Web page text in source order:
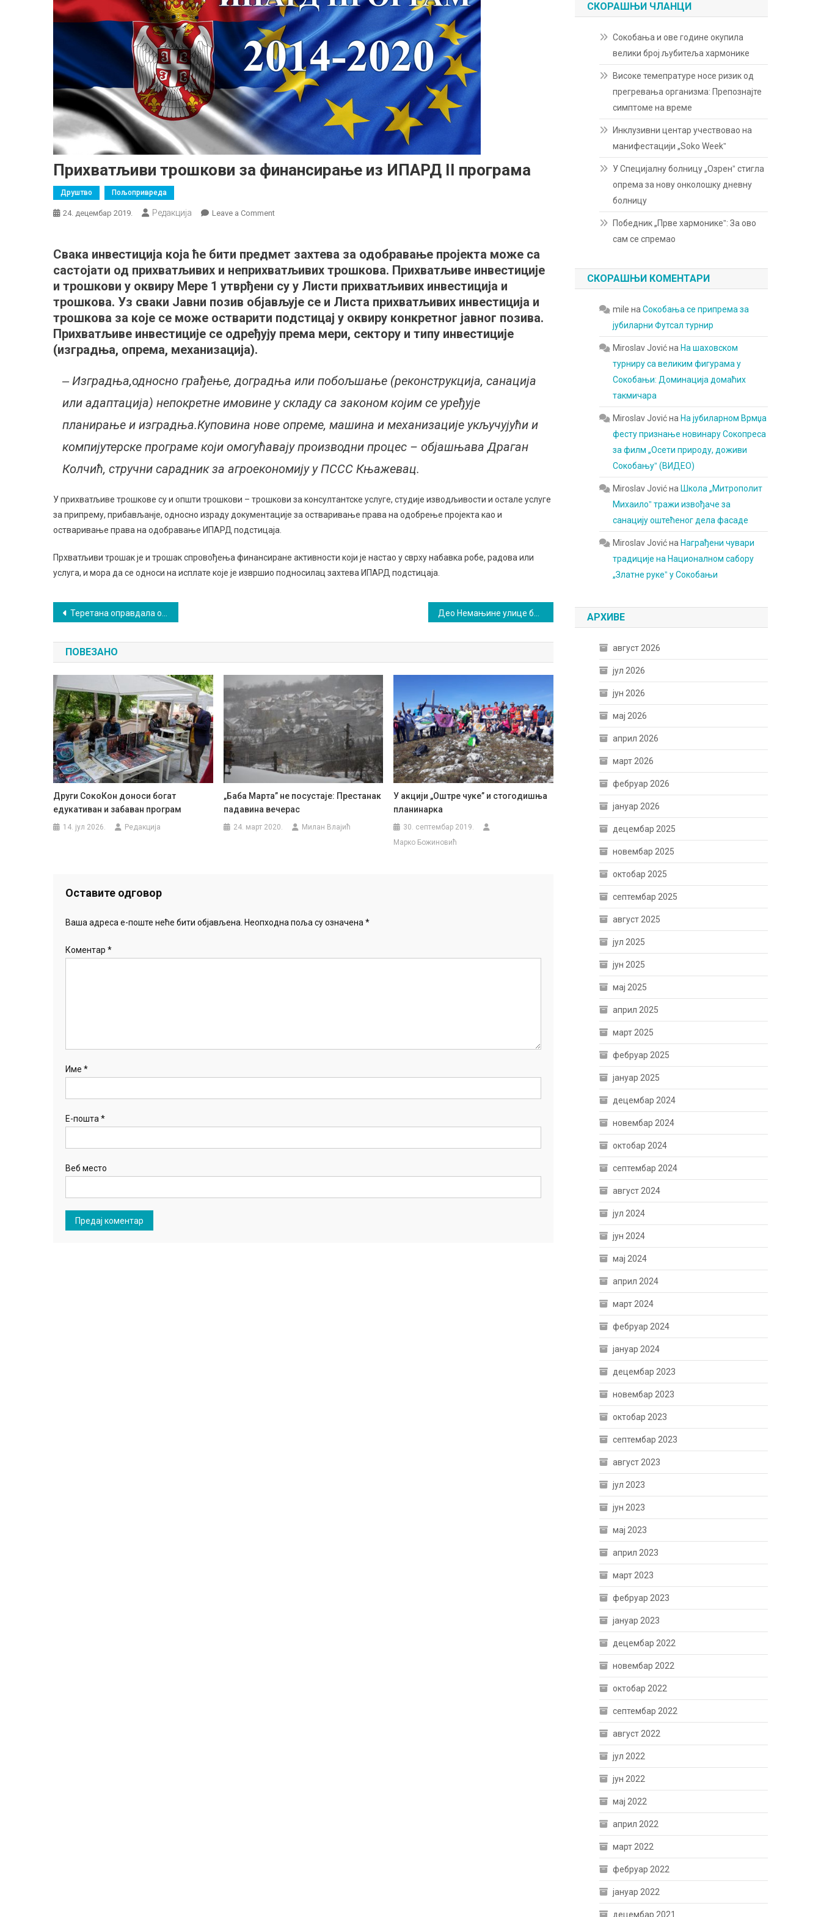
Прихватљиви трошкови за финансирање из ИПАРД II програма
Друштво Пољопривреда
24. децембар 2019. Редакција Leave a Commenton
за
финансирање
из
ИПАРД
програма
Свака инвестиција која ће бити предмет захтева за одобравање пројекта може са
састојати од прихватљивих и неприхватљивих трошкова. Прихватљиве инвестиције
и трошкови у оквиру Мере 1 утврђени су у Листи прихватљивих инвестиција и
трошкова. Уз сваки Јавни позив објављује се и Листа прихватљивих инвестиција и
трошкова за које се може остварити подстицај у оквиру конкретног јавног позива.
Прихватљиве инвестиције се одређују према мери, сектору и типу инвестиције
(изградња, опрема, механизација).
‒ Изградња,односно грађење, доградња или побољшање (реконструкција, санација
или адаптација) непокретне имовине у складу са законом којим се уређује
планирање и изградња.Куповина нове опреме, машина и механизације укључујући и
компијутерске програме који омогућавају производни процес – објашњава Драган
Колчић, стручни сарадник за агроекономију у ПССС Књажевац.
У прихватљиве трошкове су и општи трошкови – трошкови за консултантске услуге, студије изводљивости и остале услуге
за припрему, прибављанје, односно израду документације за остваривање права на одобрење пројекта као и
остваривање права на одобравање ИПАРД подстицаја.
Прхватљиви трошак је и трошак спровођења финансиране активности који је настао у сврху набавка робе, радова или
услуга, и мора да се односи на исплате које је извршио подносилац захтева ИПАРД подстицаја.
Кретање
чланка
Теретана оправдала очекивања, од наредне године нови садржаји
ПОВЕЗАНО
Други СокоКон доноси богат
едукативан и забаван програм
14. јул 2026. Редакција
„Баба Марта” не посустаје: Престанак
падавина вечерас
24. март 2020. Милан Влајић
У акцији „Оштре чуке” и стогодишња
планинарка
30. септембар 2019.
Марко Божиновић
Оставите одговор
Ваша адреса е-поште неће бити објављена. Неопходна поља су означена*
Коментар *
Име *
Е-пошта*
Веб место
СКОРАШЊИ ЧЛАНЦИ
Сокобања и ове године окупила
велики број љубитеља хармонике
Високе темепратуре носе ризик од
прегревања организма: Препознајте
симптоме на време
Инклузивни центар учествовао на
манифестацији „Soko Weekˮ
У Специјалну болницу „Озренˮ стигла
опрема за нову онколошку дневну
болницу
Победник „Прве хармоникеˮ: За ово
сам се спремао
СКОРАШЊИ КОМЕНТАРИ
mile наСокобања се припрема за
јубиларни Футсал турнир
Miroslav Jovićна На шаховском
турниру са великим фигурама у
Сокобањи: Доминација домаћих
такмичара
Miroslav Jovićна На јубиларном Врмџа
фесту признање новинару Сокопреса
за филм „Осети природу, доживи
Сокобањуˮ (ВИДЕО)
Miroslav Jovićна Школа „Митрополит
Михаилоˮ тражи извођаче за
санацију оштећеног дела фасаде
Miroslav Jovićна Награђени чувари
традиције на Националном сабору
„Златне рукеˮ у Сокобањи
АРХИВЕ
август 2026
јул 2026
јун 2026
мај 2026
април 2026
март 2026
фебруар 2026
јануар 2026
децембар 2025
новембар 2025
октобар 2025
септембар 2025
август 2025
јул 2025
јун 2025
мај 2025
април 2025
март 2025
фебруар 2025
јануар 2025
децембар 2024
новембар 2024
октобар 2024
септембар 2024
август 2024
јул 2024
јун 2024
мај 2024
април 2024
март 2024
фебруар 2024
јануар 2024
децембар 2023
новембар 2023
октобар 2023
септембар 2023
август 2023
јул 2023
јун 2023
мај 2023
април 2023
март 2023
фебруар 2023
јануар 2023
децембар 2022
новембар 2022
октобар 2022
септембар 2022
август 2022
јул 2022
јун 2022
мај 2022
април 2022
март 2022
фебруар 2022
јануар 2022
децембар 2021